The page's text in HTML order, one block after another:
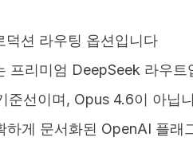
덕션 라우팅 옵션입니다
프리미엄 DeepSeek 라우트
준선이며, Opus 4.6이 아닙
게 문서화된 OpenAI 플래